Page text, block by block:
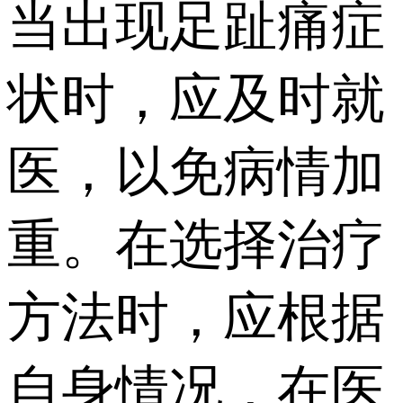
当出现足趾痛症
状时，应及时就
医，以免病情加
重。在选择治疗
方法时，应根据
自身情况，在医